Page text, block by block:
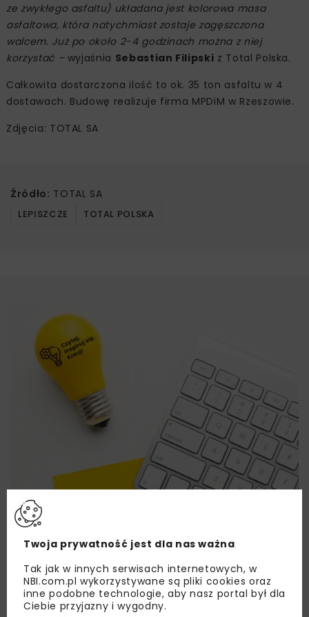
ze zwykłego asfaltu) układana jest kolorowa masa
asfaltowa, która natychmiast zostaje zagęszczona
walcem. Już po około 2-4 godzinach można z niej
korzystać – wyjaśnia Sebastian Filipski z Total Polska.
Całkowita dostarczona ilość to ok. 35 ton asfaltu w 4
dostawach. Budowę realizuje firma MPDiM w Rzeszowie.
Zdjęcia: TOTAL SA
Źródło: TOTAL SA
LEPISZCZE TOTAL POLSKA
Lubisz wiedzieć więcej?
Zapisz się do newslettera aby otrzymywać od
Twoja prywatność jest dla nas ważna
Tak jak w innych serwisach internetowych, w
NBI.com.pl wykorzystywane są pliki cookies oraz
inne podobne technologie, aby nasz portal był dla
Ciebie przyjazny i wygodny.